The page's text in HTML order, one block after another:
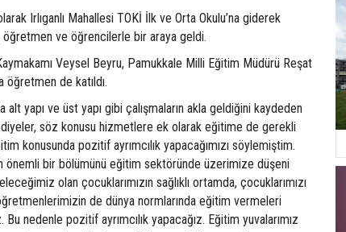
Irlıganlı Mahallesi TOKİ İlk ve Orta Okulu’na giderek
ve öğrencilerle bir araya geldi.
Veysel Beyru, Pamukkale Milli Eğitim Müdürü Reşat
öğretmen de katıldı.
yapı ve üst yapı gibi çalışmaların akla geldiğini kaydeden
söz konusu hizmetlere ek olarak eğitime de gerekli
konusunda pozitif ayrımcılık yapacağımızı söylemiştim.
önemli bir bölümünü eğitim sektöründe üzerimize düşeni
olan çocuklarımızın sağlıklı ortamda, çocuklarımızı
de dünya normlarında eğitim vermeleri
nedenle pozitif ayrımcılık yapacağız. Eğitim yuvalarımız